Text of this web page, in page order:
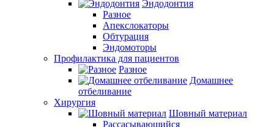
Эндодонтия
Разное
Апекслокаторы
Обтурация
Эндомоторы
Профилактика для пациентов
Разное
Домашнее
отбеливание
Хирургия
Шовный материал
Рассасывающийся